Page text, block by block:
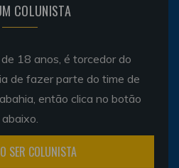
COLUNISTA
18 anos, é torcedor do
de fazer parte do time de
então clica no botão
abaixo.
SER COLUNISTA